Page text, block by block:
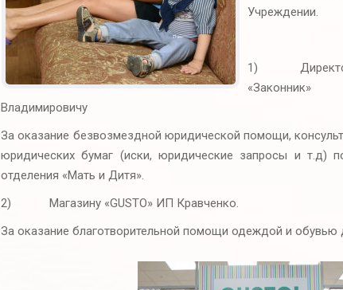
Учреждении.
1) Директору
Владимировичу
За оказание безвозмездной юридической помощи,
юридических бумаг (иски, юридические запросы и т.д)
отделения «Мать и Дитя».
2) Магазину «GUSTO» ИП Кравченко.
За оказание благотворительной помощи одеждой и обувью